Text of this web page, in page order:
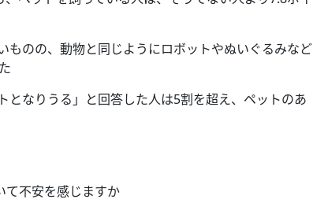
のの、動物と同じようにロボットやぬいぐるみなど
なりうる」と回答した人は5割を超え、ペットのあ
不安を感じますか